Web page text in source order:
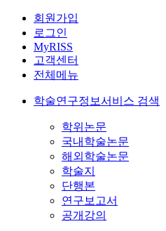
회원가입
로그인
MyRISS
고객센터
전체메뉴
학술연구정보서비스 검색
학위논문
국내학술논문
해외학술논문
학술지
단행본
연구보고서
공개강의